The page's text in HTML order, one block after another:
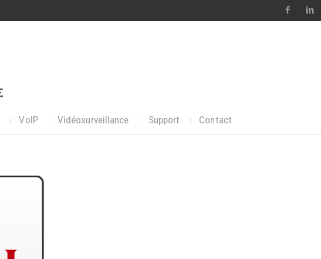
VoIP Vidéosurveillance Support Contact